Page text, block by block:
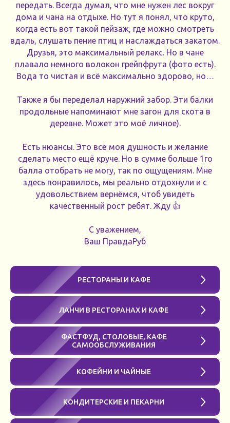
передать. Всегда думал, что мне нужен лес вокруг
дома и чана на отдыхе. Но тут я понял, что круто,
когда есть вот такой пейзаж, где можно смотреть
вдаль, слушать пение птиц и наслаждаться закатом.
Друзья, это максимальный релакс. Но в чане
плавало немного волокон грейпфрута (фото есть).
Вода то чистая и всё максимально здорово, но…
Также я бы переделал наружний забор. Эти балки
продольные напоминают мне загон для скота в
деревне. Может это моё личное).
Есть нюансы. Это всё моя душность и желание
сделать место ещё круче. Но в сумме больше 1го
балла отобрать не могу, так по ощущениям. Мне
здесь понравилось, мы реально отдохнули и с
удовольствием вернёмся, чтоб увидеть
качественный рост ребят. Жду 👍
С уважением,
Ваш ПравдаРуб
РЕСТОРАНЫ И КАФЕ
ЛАНЧИ В РЕСТОРАНАХ И КАФЕ
ФАСТФУД, СТОЛОВЫЕ, КАФЕ
САМООБСЛУЖИВАНИЯ
КОФЕЙНИ И ЧАЙНЫЕ
КОНДИТЕРСКИЕ И ПЕКАРНИ